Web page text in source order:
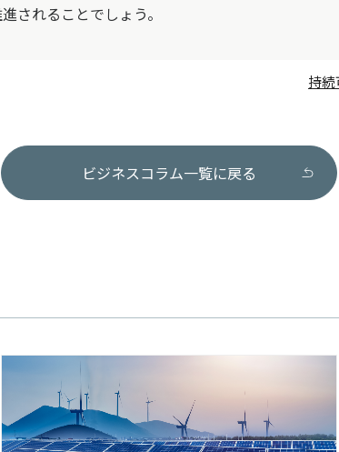
されることでしょう。
持
ビジネスコラム一覧に戻る